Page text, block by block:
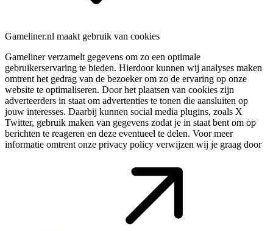
Gameliner.nl maakt gebruik van cookies
Gameliner verzamelt gegevens om zo een optimale
gebruikerservaring te bieden. Hierdoor kunnen wij analyses maken
omtrent het gedrag van de bezoeker om zo de ervaring op onze
website te optimaliseren. Door het plaatsen van cookies zijn
adverteerders in staat om advertenties te tonen die aansluiten op
jouw interesses. Daarbij kunnen social media plugins, zoals X
Twitter, gebruik maken van gegevens zodat je in staat bent om op
berichten te reageren en deze eventueel te delen. Voor meer
informatie omtrent onze privacy policy verwijzen wij je graag door